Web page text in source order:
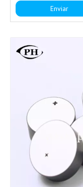
Enviar